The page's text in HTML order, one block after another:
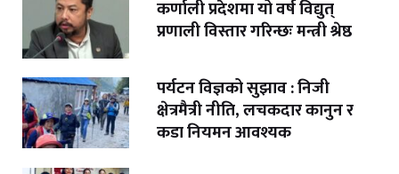
कर्णाली प्रदेशमा यो वर्ष विद्युत्
प्रणाली विस्तार गरिन्छः मन्त्री श्रेष्ठ
पर्यटन विज्ञको सुझाव : निजी
क्षेत्रमैत्री नीति, लचकदार कानुन र
कडा नियमन आवश्यक